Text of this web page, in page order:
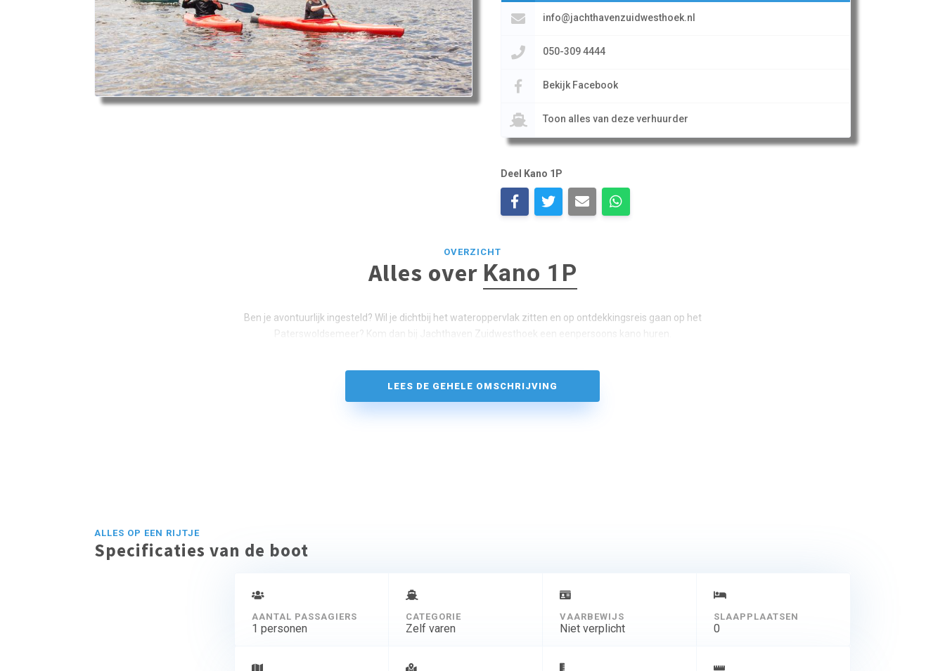
info@jachthavenzuidwesthoek.nl
050-309 4444
Bekijk Facebook
Toon alles van deze verhuurder
Deel Kano 1P
OVERZICHT
Alles over Kano 1P
Ben je avontuurlijk ingesteld? Wil je dichtbij het wateroppervlak zitten en op ontdekkingsreis gaan op het
Paterswoldsemeer? Kom dan bij Jachthaven Zuidwesthoek een eenpersoons kano huren.
LEES DE GEHELE OMSCHRIJVING
ALLES OP EEN RIJTJE
Specificaties van de boot
AANTAL PASSAGIERS
1 personen
CATEGORIE
Zelf varen
VAARBEWIJS
Niet verplicht
SLAAPPLAATSEN
0